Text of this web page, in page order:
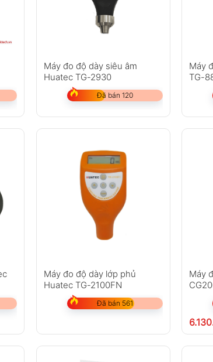
Máy đo độ dày siêu âm
Huatec TG-2930
Đã bán 120
Máy
TG-
Máy đo độ dày lớp phủ
Huatec TG-2100FN
Đã bán 561
Máy